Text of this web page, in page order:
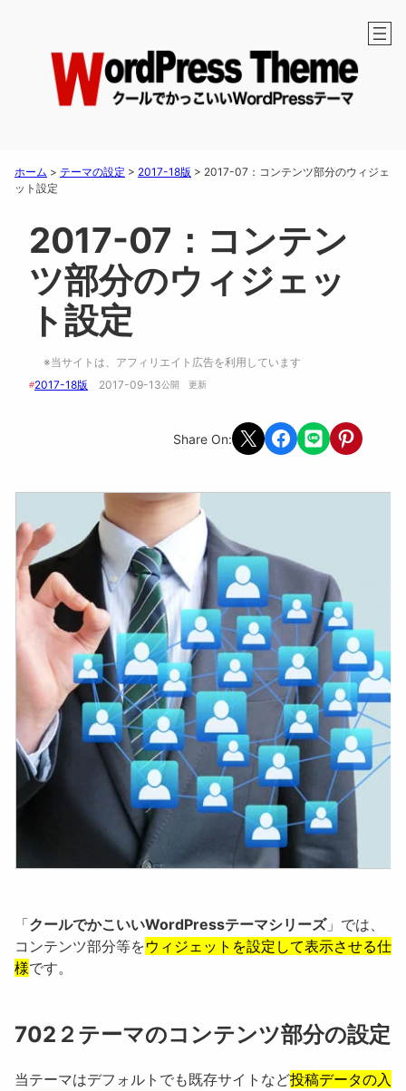
ホーム > テーマの設定 > 2017-18版 > 2017-07：コンテンツ部分のウィジェ
ット設定
2017-07：コンテン
ツ部分のウィジェッ
ト設定
※当サイトは、アフィリエイト広告を利用しています
#2017-18版 2017-09-13公開 更新
Share On: Share on X Share on Facebook
Share on LINEShare on
「クールでかこいいWordPressテーマシリーズ」では、
コンテンツ部分等をウィジェットを設定して表示させる仕
様です。
702２テーマのコンテンツ部分の設定
当テーマはデフォルトでも既存サイトなど投稿データの入